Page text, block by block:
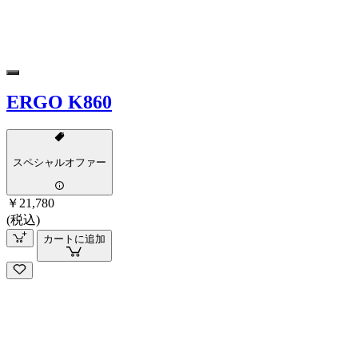
ERGO K860
スペシャルオファー
￥21,780
(税込)
カートに追加